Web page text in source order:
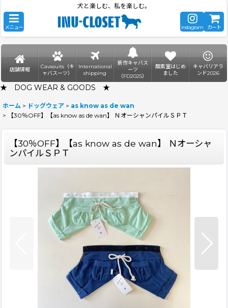
犬と楽しむ、私を楽しむ。
メニュー instagram カート
店舗情報
Cavasuits（キ
ャバスーツ）
International
shipping
新作キャバス
ーツ
（FD2025）
酸素室はじめ
ました
キャバリアラ
ンド2026
★ DOG WEAR & GOODS ★
ホーム > ドッグウェア > as know as de wan
>
【30％OFF】【as know as de wan】 ＮオーシャンパイルＳＰＴ
【30％OFF】【as know as de wan】 Ｎオーシャ
ンパイルＳＰＴ